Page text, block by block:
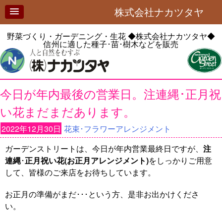
株式会社ナカツタヤ
野菜づくり・ガーデニング・生花◆株式会社ナカツタヤ◆
信州に適した種子･苗･樹木などを販売
今日が年内最後の営業日。注連縄･正月祝
い花まだまだあります。
2022年12月30日 花束･フラワーアレンジメント
ガーデンストリートは、今日が年内営業最終日ですが、 注
連縄･正月祝い花(お正月アレンジメント)をしっかりご用意
して、皆様のご来店をお待ちしています。
お正月の準備がまだ･･･という方、是非お出かけくださ
い。